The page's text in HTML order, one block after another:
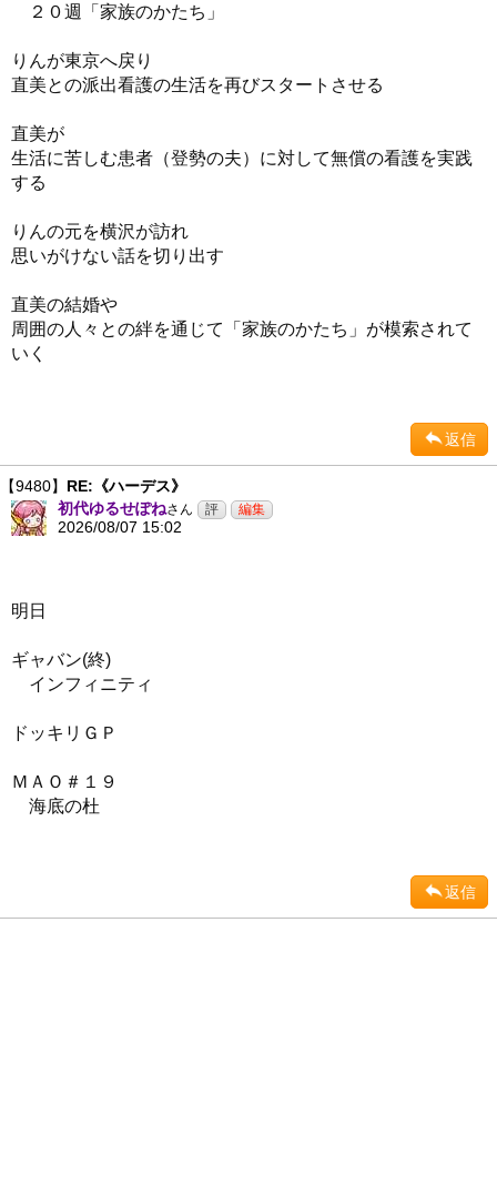
２０週「家族のかたち」
りんが東京へ戻り
直美との派出看護の生活を再びスタートさせる
直美が
生活に苦しむ患者（登勢の夫）に対して無償の看護を実践
する
りんの元を横沢が訪れ
思いがけない話を切り出す
直美の結婚や
周囲の人々との絆を通じて「家族のかたち」が模索されて
いく
返信
【9480】 RE:《ハーデス》
初代ゆるせぽねさん
2026/08/07 15:02
明日
ギャバン(終)
インフィニティ
ドッキリＧＰ
ＭＡＯ＃１９
海底の杜
返信